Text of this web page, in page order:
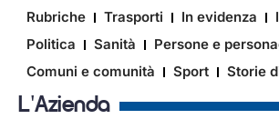
Rubriche
Trasporti In evidenza
Politica
Sanità
Persone e
Comuni e comunità
Sport Storie
L'Azienda